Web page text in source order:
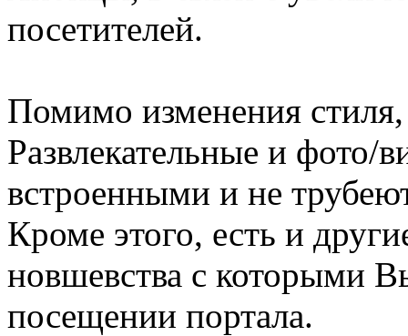
посетителей.
Помимо изменения
Развлекательные и фото/
встроенными и не
Кроме этого, есть и
новшевства с которыми
посещении портала.